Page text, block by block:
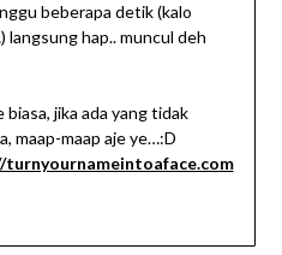
beberapa detik (kalo
langsung hap.. muncul deh
jika ada yang tidak
maap-maap aje ye…:D